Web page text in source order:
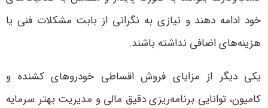
خود ادامه دهند و نیازی به نگرانی از بابت مشکلات فنی یا
هزینه‌های اضافی نداشته باشند.
یکی دیگر از مزایای فروش اقساطی خودروهای کشنده و
کامیون، توانایی برنامه‌ریزی دقیق مالی و مدیریت بهتر سرمایه